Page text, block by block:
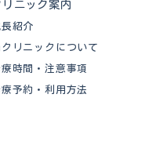
リニック案内
長紹介
クリニックについて
時間・注意事項
予約・利用方法